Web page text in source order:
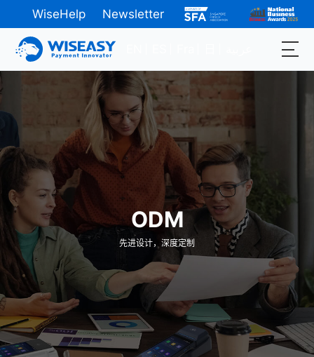
WiseHelp Newsletter
ODM
先进设计，深度定制